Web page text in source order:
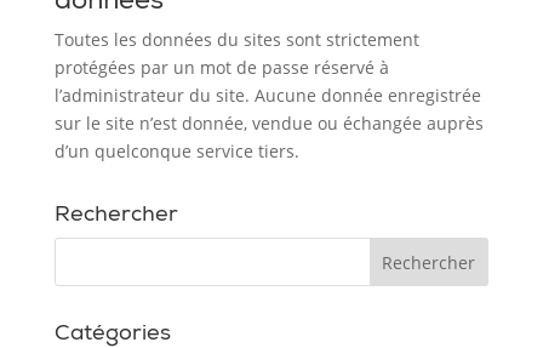
Toutes les données du sites sont strictement
protégées par un mot de passe réservé à
l’administrateur du site. Aucune donnée enregistrée
sur le site n’est donnée, vendue ou échangée auprès
d’un quelconque service tiers.
Rechercher
Catégories